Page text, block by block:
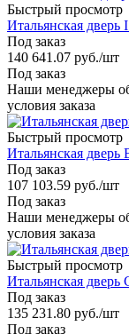
Быстрый просмотр
Итальянская дверь
Под заказ
140 641.07 руб./шт
Под заказ
Наши менеджеры
условия заказа
Быстрый просмотр
Итальянская дверь
Под заказ
107 103.59 руб./шт
Под заказ
Наши менеджеры
условия заказа
Быстрый просмотр
Итальянская дверь
Под заказ
135 231.80 руб./шт
Под заказ